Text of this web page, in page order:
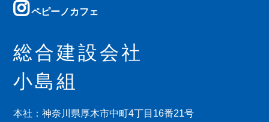
ペピーノカフェ
総合建設会社
小島組
本社：神奈川県厚木市中町4丁目16番21号